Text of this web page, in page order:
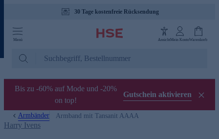
Tagesaktuelle Angebote
Menü AnsichtMein KontoWarenkorb
Bis zu -60% auf Mode und -20%
on top!
Gutschein aktivieren
Armbänder Armband mit Tansanit AAAA
Harry Ivens